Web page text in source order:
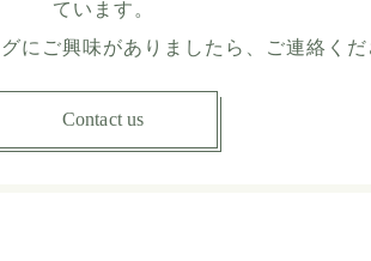
ています。
にご興味がありましたら、ご連絡く
Contact us